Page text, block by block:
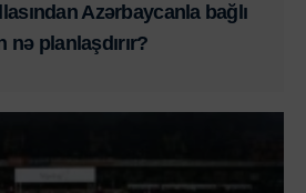
Azərbaycanla bağlı
nə planlaşdırır?